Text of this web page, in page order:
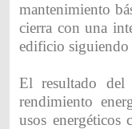
mantenimiento
cierra con una
edificio siguiendo
El resultado
rendimiento
usos